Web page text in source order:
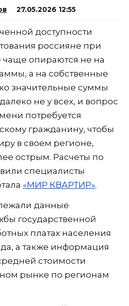
27.05.2026 12:55
доступности
россияне при
чаще опираются не на
а на собственные
значительные суммы
не у всех, и вопрос
потребуется
гражданину, чтобы
в своем регионе,
острым. Расчеты по
специалисты
«МИР КВАРТИР».
данные
государственной
платах населения
а также информация
стоимости
рынке по регионам